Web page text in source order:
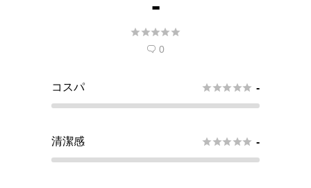

 0
コスパ  -
清潔感  -